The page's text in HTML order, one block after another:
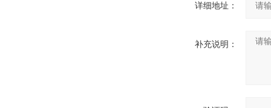
详细地址：
补充说明：